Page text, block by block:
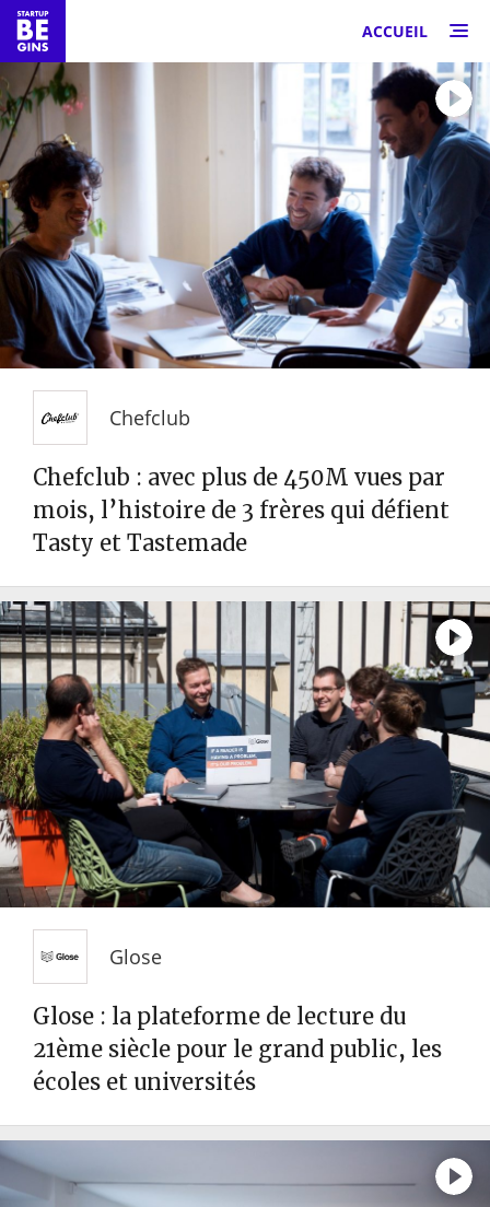
ACCUEIL
Chefclub
Chefclub : avec plus de 450M vues par
mois, l’histoire de 3 frères qui défient
Tasty et Tastemade
Glose
Glose : la plateforme de lecture du
21ème siècle pour le grand public, les
écoles et universités